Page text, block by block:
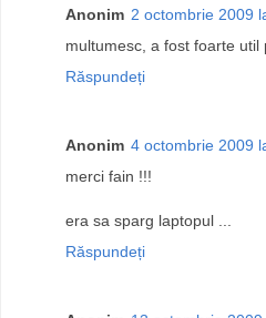
Anonim 2 octombrie 2009
multumesc, a fost foarte util
Răspundeți
Anonim 4 octombrie 2009
merci fain !!!
era sa sparg laptopul ...
Răspundeți